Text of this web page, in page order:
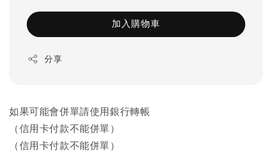
加入購物車
分享
如果可能會併單請使用銀行轉帳
（信用卡付款不能併單）
（信用卡付款不能併單）